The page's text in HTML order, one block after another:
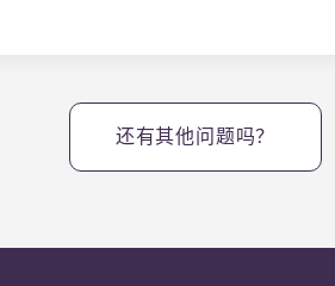
还有其他问题吗？